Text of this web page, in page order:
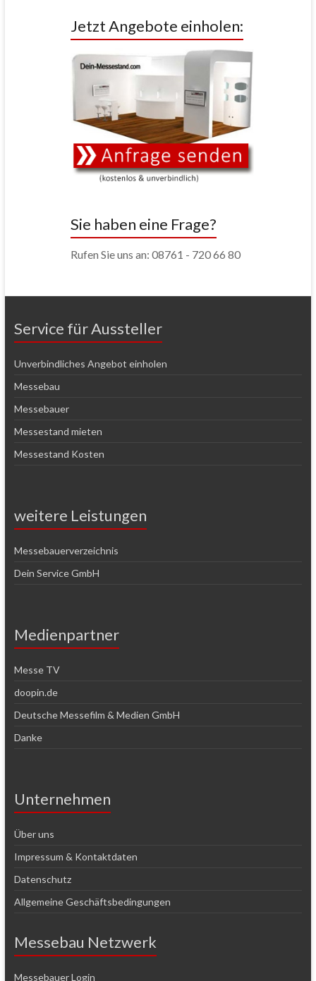
Jetzt Angebote einholen:
Sie haben eine Frage?
Rufen Sie uns an: 08761 - 720 66 80
Service für Aussteller
Unverbindliches Angebot einholen
Messebau
Messebauer
Messestand mieten
Messestand Kosten
weitere Leistungen
Messebauerverzeichnis
Dein Service GmbH
Medienpartner
Messe TV
doopin.de
Deutsche Messefilm & Medien GmbH
Danke
Unternehmen
Über uns
Impressum & Kontaktdaten
Datenschutz
Allgemeine Geschäftsbedingungen
Messebau Netzwerk
Messebauer Login